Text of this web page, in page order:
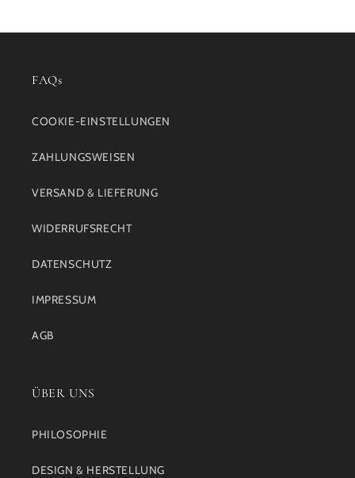
FAQs
COOKIE-EINSTELLUNGEN
ZAHLUNGSWEISEN
VERSAND & LIEFERUNG
WIDERRUFSRECHT
DATENSCHUTZ
IMPRESSUM
AGB
ÜBER UNS
PHILOSOPHIE
DESIGN & HERSTELLUNG